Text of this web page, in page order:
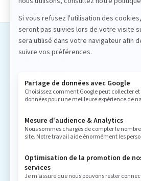
Solutions numériques
Développement de logiciels
Applications mobiles
Logiciels sur mesure
Design et stratégie numérique
Design UI/UX
Intelligence artificielle
Enrichissement UX